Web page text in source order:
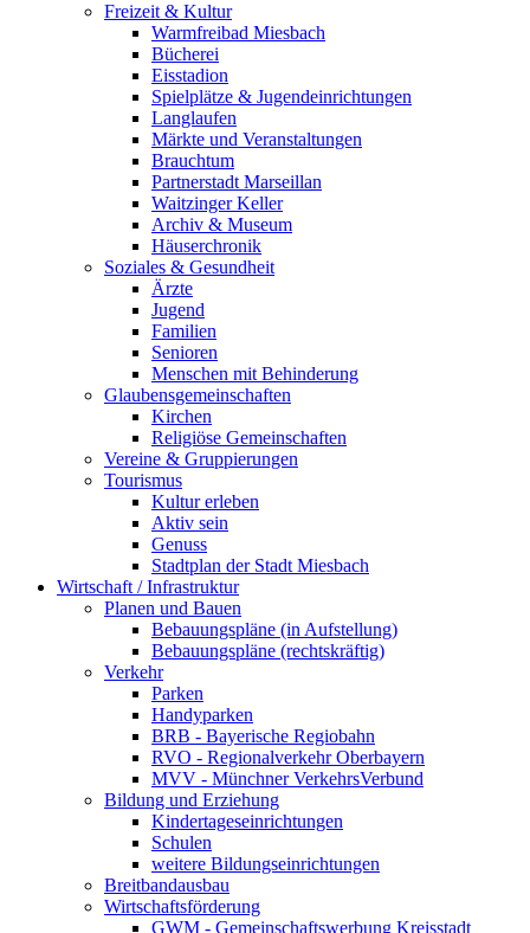
Freizeit & Kultur
Warmfreibad Miesbach
Bücherei
Eisstadion
Spielplätze & Jugendeinrichtungen
Langlaufen
Märkte und Veranstaltungen
Brauchtum
Partnerstadt Marseillan
Waitzinger Keller
Archiv & Museum
Häuserchronik
Soziales & Gesundheit
Ärzte
Jugend
Familien
Senioren
Menschen mit Behinderung
Glaubensgemeinschaften
Kirchen
Religiöse Gemeinschaften
Vereine & Gruppierungen
Tourismus
Kultur erleben
Aktiv sein
Genuss
Stadtplan der Stadt Miesbach
Wirtschaft / Infrastruktur
Planen und Bauen
Bebauungspläne (in Aufstellung)
Bebauungspläne (rechtskräftig)
Verkehr
Parken
Handyparken
BRB - Bayerische Regiobahn
RVO - Regionalverkehr Oberbayern
MVV - Münchner VerkehrsVerbund
Bildung und Erziehung
Kindertageseinrichtungen
Schulen
weitere Bildungseinrichtungen
Breitbandausbau
Wirtschaftsförderung
GWM - Gemeinschaftswerbung Kreisstadt